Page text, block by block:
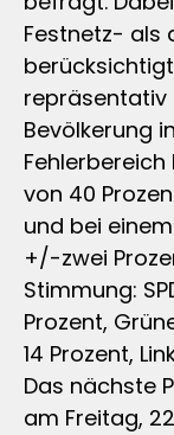
Festnetz- als
Bevölkerung
von 40
und bei
+/-zwei
Stimmung:
Prozent,
14 Prozent,
Das nächste
am Freitag,